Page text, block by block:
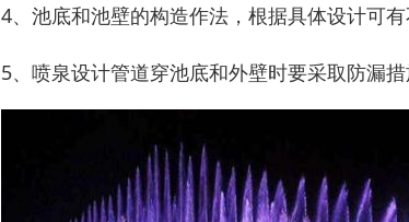
4、池底和池壁的构造作法，根据具体设计可有
5、喷泉设计管道穿池底和外壁时要采取防漏